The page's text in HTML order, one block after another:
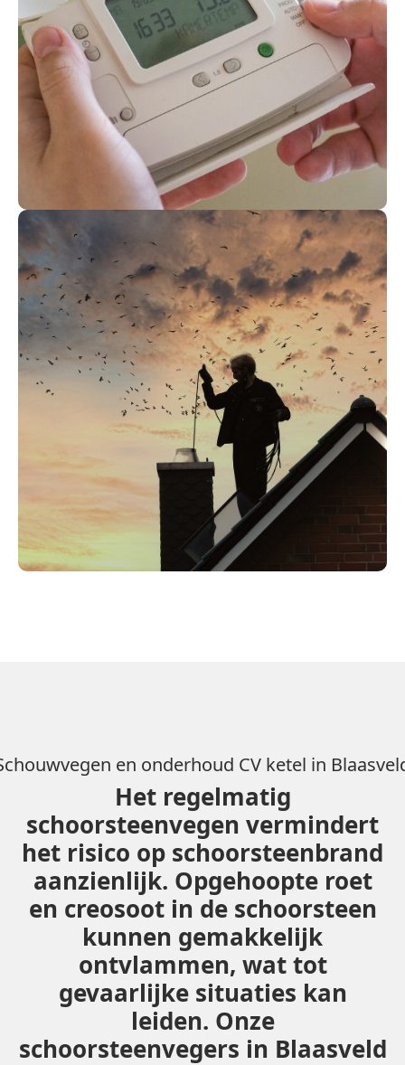
en onderhoud CV ketel in
Het regelmatig
schoorsteenvegen vermindert
het risico op schoorsteenbrand
aanzienlijk. Opgehoopte roet
en creosoot in de schoorsteen
kunnen gemakkelijk
ontvlammen, wat tot
gevaarlijke situaties kan
leiden. Onze
schoorsteenvegers in Blaasveld